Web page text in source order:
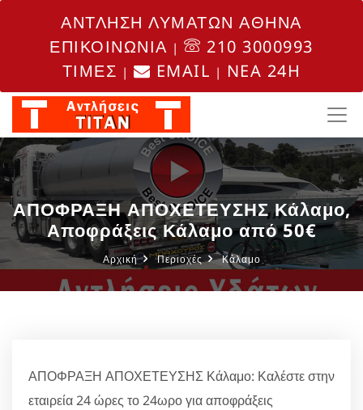
ΑΝΤΛΗΣΗ ΛΥΜΑΤΩΝ ΑΘΗΝΑ
ΕΠΙΚΟΙΝΩΝΙΑ |
210 3000993
ΤΙΜΕΣ | EMAIL | NEA 24H
ΑΠΟΦΡΑΞΗ ΑΠΟΧΕΤΕΥΣΗΣ Κάλαμο,
Αποφράξεις Κάλαμο από 50€
Αρχική Περιοχές Κάλαμο
ΑΠΟΦΡΑΞΗ ΑΠΟΧΕΤΕΥΣΗΣ Κάλαμο: Καλέστε στην
εταιρεία 24 ώρες το 24ωρο για αποφράξεις